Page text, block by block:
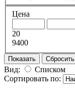
Цена
20
9400
Показать Сбросить
Вид: Списком
Сортировать по: